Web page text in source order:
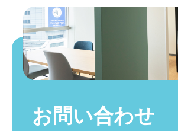
お問い合わせ